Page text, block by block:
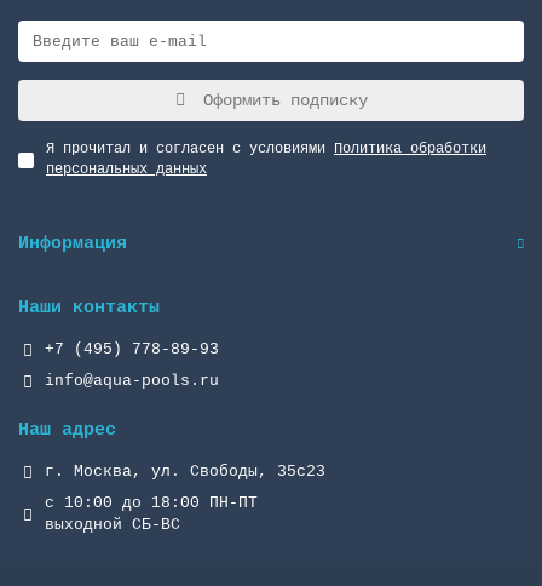
Оформить подписку
Я прочитал и согласен с условиями Политика обработки
персональных данных
Информация
Наши контакты
+7 (495) 778-89-93
info@aqua-pools.ru
Наш адрес
г. Москва, ул. Свободы, 35с23
с 10:00 до 18:00 ПН-ПТ
выходной СБ-ВС